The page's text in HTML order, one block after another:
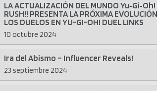
LA ACTUALIZACIÓN DEL MUNDO Yu‑Gi‑Oh!
RUSH!! PRESENTA LA PRÓXIMA
LOS DUELOS EN YU-GI-OH! DUEL LINKS
10 octubre 2024
Ira del Abismo – Influencer Reveals!
23 septiembre 2024